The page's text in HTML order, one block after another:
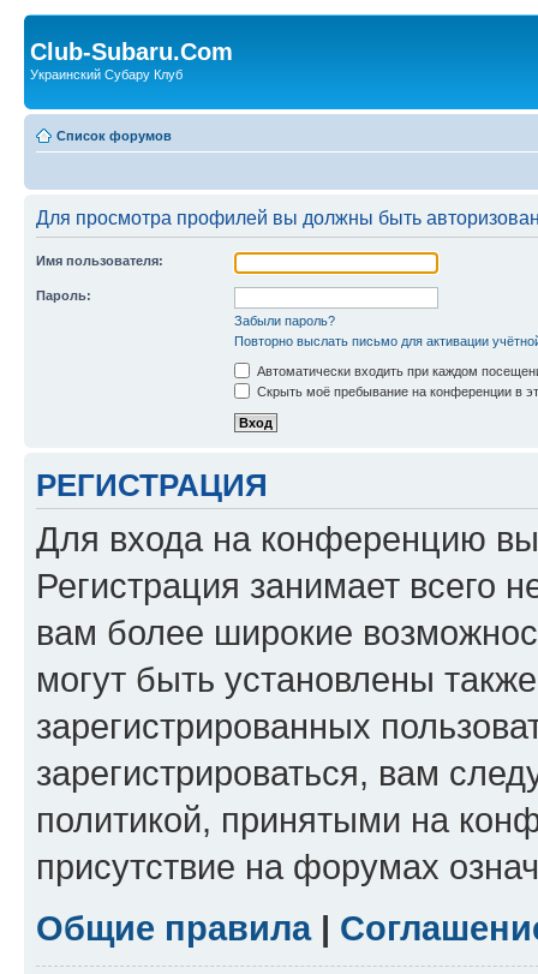
Club-Subaru.Com
Украинский Субару Клуб
Список форумов
Для просмотра профилей вы должны быть
Имя пользователя:
Пароль:
Забыли пароль?
Повторно выслать письмо для активации
Автоматически входить при каждом
Скрыть моё пребывание на конференции в
РЕГИСТРАЦИЯ
Для входа на конференцию
Регистрация занимает всего
вам более широкие
могут быть установлены
зарегистрированных
зарегистрироваться, вам
политикой, принятыми на
присутствие на форумах
Общие правила|